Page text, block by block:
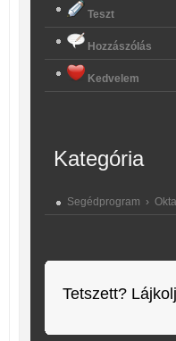
Teszt
Hozzászólás
Kedvelem
Kategória
Segédprogram ›
Tetszett?